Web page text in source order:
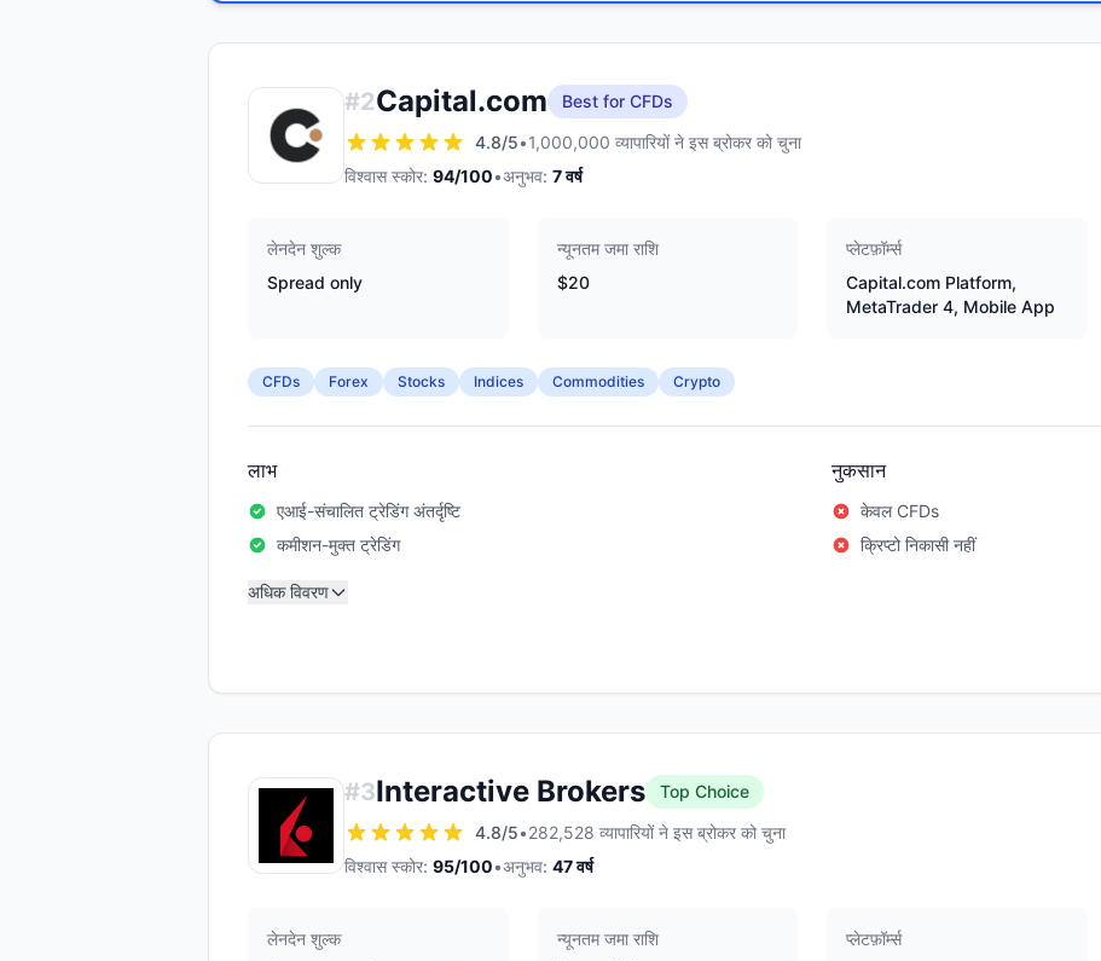
#2Capital.com
Best for CFDs
4.8/5•1,000,000 व्यापारियों ने इस ब्रोकर को चुना
विश्वास स्कोर: 94/100•अनुभव: 7वर्ष
लेनदेन शुल्क
Spread only
न्यूनतम जमा राशि
$20
प्लेटफ़ॉर्म्स
Capital.com Platform,
MetaTrader 4, Mobile App
CFDs Forex Stocks Indices Commodities Crypto
लाभ
एआई-संचालित ट्रेडिंग अंतर्दृष्टि
कमीशन-मुक्त ट्रेडिंग
नुकसान
केवल CFDs
क्रिप्टो निकासी नहीं
अधिक विवरण
#3Interactive Brokers
Top Choice
4.8/5•282,528 व्यापारियों ने इस ब्रोकर को चुना
विश्वास स्कोर: 95/100•अनुभव: 47वर्ष
लेनदेन शुल्क
न्यूनतम जमा राशि
प्लेटफ़ॉर्म्स